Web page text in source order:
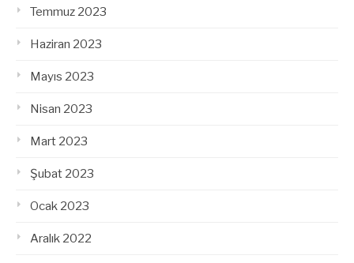
Temmuz 2023
Haziran 2023
Mayıs 2023
Nisan 2023
Mart 2023
Şubat 2023
Ocak 2023
Aralık 2022